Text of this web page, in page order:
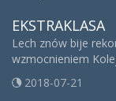
EKSTRAKLASA
Lech znów bije
wzmocnieniem
2018-07-21